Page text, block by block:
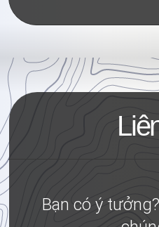
Bạn có ý